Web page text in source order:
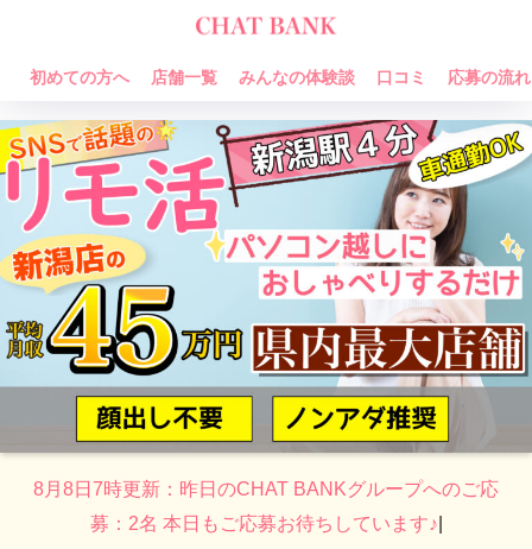
初めての方へ 店舗一覧 みんなの体験談 口コミ 応募の流れ
8月8日7時更新：昨日のCHAT BANKグループへのご応
募：2名 本日もご応募お待ちしています♪